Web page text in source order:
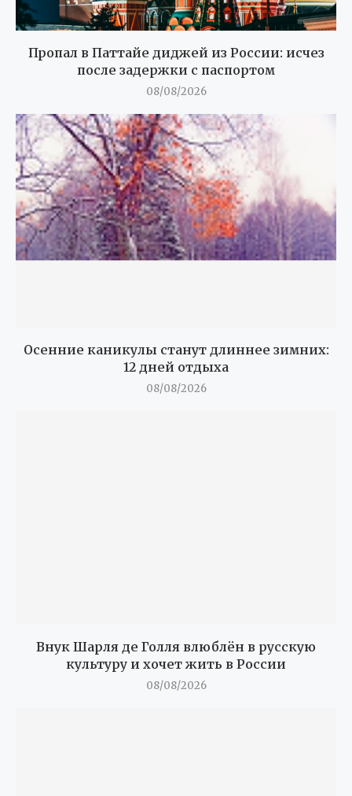
Пропал в Паттайе диджей из России: исчез
после задержки с паспортом
08/08/2026
Осенние каникулы станут длиннее зимних:
12 дней отдыха
08/08/2026
Внук Шарля де Голля влюблён в русскую
культуру и хочет жить в России
08/08/2026